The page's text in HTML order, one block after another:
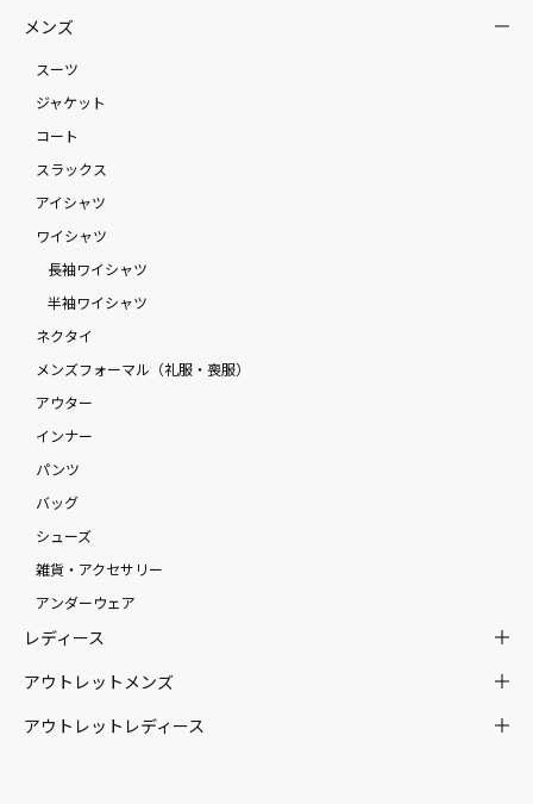
メンズ
スーツ
ジャケット
コート
スラックス
アイシャツ
ワイシャツ
長袖ワイシャツ
半袖ワイシャツ
ネクタイ
メンズフォーマル（礼服・喪服）
アウター
インナー
パンツ
バッグ
シューズ
雑貨・アクセサリー
アンダーウェア
レディース
アウトレットメンズ
アウトレットレディース